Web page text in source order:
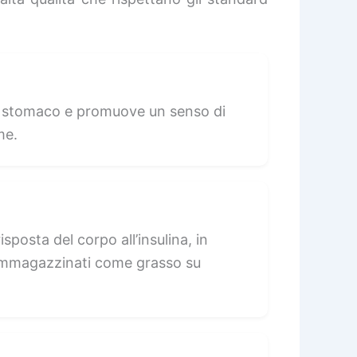
e promuove un senso di
del corpo all’insulina, in
come grasso su